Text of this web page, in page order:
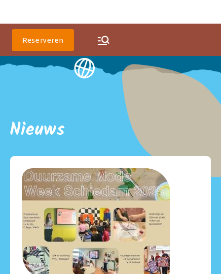
Codegroen Educatie
Reserveren
Nieuws